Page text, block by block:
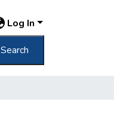
Log In
Search